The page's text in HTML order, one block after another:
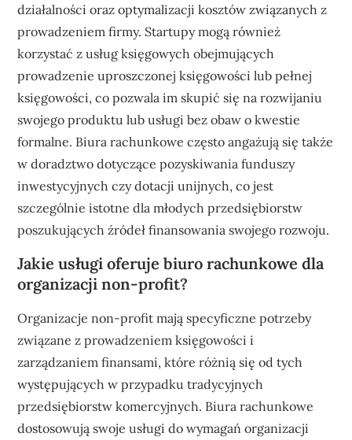
działalności oraz optymalizacji kosztów związanych z
prowadzeniem firmy. Startupy mogą również
korzystać z usług księgowych obejmujących
prowadzenie uproszczonej księgowości lub pełnej
księgowości, co pozwala im skupić się na rozwijaniu
swojego produktu lub usługi bez obaw o kwestie
formalne. Biura rachunkowe często angażują się także
w doradztwo dotyczące pozyskiwania funduszy
inwestycyjnych czy dotacji unijnych, co jest
szczególnie istotne dla młodych przedsiębiorstw
poszukujących źródeł finansowania swojego rozwoju.
Jakie usługi oferuje biuro rachunkowe dla
organizacji non-profit?
Organizacje non-profit mają specyficzne potrzeby
związane z prowadzeniem księgowości i
zarządzaniem finansami, które różnią się od tych
występujących w przypadku tradycyjnych
przedsiębiorstw komercyjnych. Biura rachunkowe
dostosowują swoje usługi do wymagań organizacji